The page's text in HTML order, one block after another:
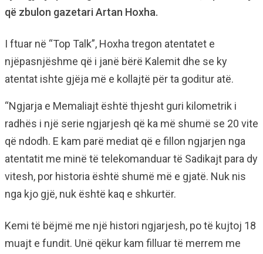
që zbulon gazetari Artan Hoxha.
I ftuar në “Top Talk”, Hoxha tregon atentatet e
njëpasnjëshme që i janë bërë Kalemit dhe se ky
atentat ishte gjëja më e kollajtë për ta goditur atë.
“Ngjarja e Memaliajt është thjesht guri kilometrik i
radhës i një serie ngjarjesh që ka më shumë se 20 vite
që ndodh. E kam parë mediat që e fillon ngjarjen nga
atentatit me minë të telekomanduar të Sadikajt para dy
vitesh, por historia është shumë më e gjatë. Nuk nis
nga kjo gjë, nuk është kaq e shkurtër.
Kemi të bëjmë me një histori ngjarjesh, po të kujtoj 18
muajt e fundit. Unë qëkur kam filluar të merrem me